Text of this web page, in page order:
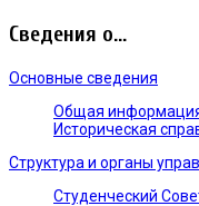
Сведения о...
Основные сведения
Общая
Историческая
Структура и органы
Студенческий